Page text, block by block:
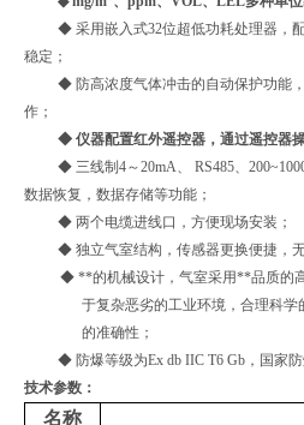
◆ 采用嵌入式32位超低功耗处理器，
稳定；
◆ 防高浓度气体冲击的自动保护功能
作；
◆ 仪器配置红外遥控器，通过遥控器
◆ 三线制4～20mA、 RS485、
数据恢复，数据存储等功能；
◆ 两个电缆进线口，方便现场安装；
◆ 独立气室结构，传感器更换便捷，
◆ **的机械设计，气室采用**品质的
于复杂恶劣的工业环境，合理科
的准确性；
◆ 防爆等级为Ex db IIC T6 Gb，国家防
技术参数：
名称